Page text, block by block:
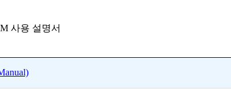
사용 설명서